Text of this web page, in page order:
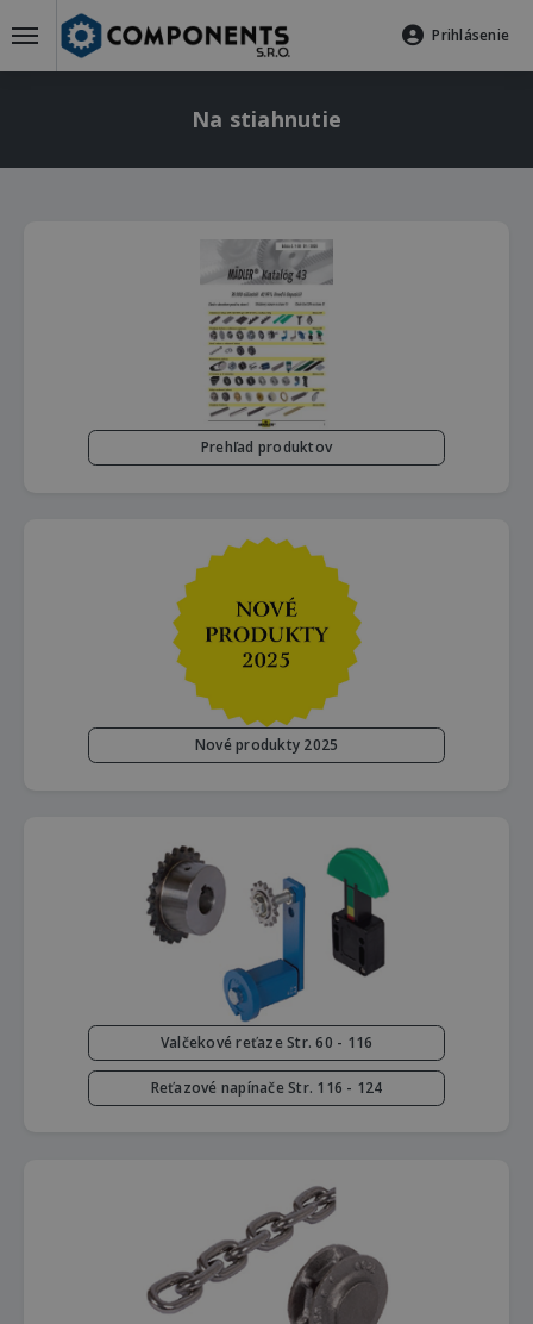
Prihlásenie
Na stiahnutie
Prehľad produktov
Nové produkty 2025
Valčekové reťaze Str. 60 - 116
Reťazové napínače Str. 116 - 124